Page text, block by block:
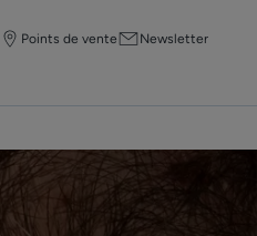
Points de vente Newsletter